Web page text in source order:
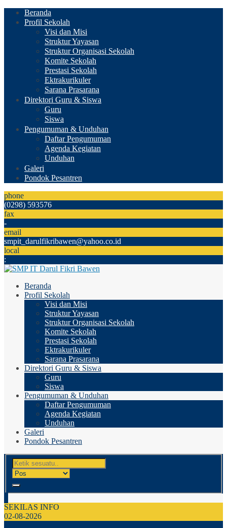
Beranda
Profil Sekolah
Visi dan Misi
Struktur Yayasan
Struktur Organisasi Sekolah
Komite Sekolah
Prestasi Sekolah
Ektrakurikuler
Sarana Prasarana
Direktori Guru & Siswa
Guru
Siswa
Pengumuman & Unduhan
Daftar Pengumuman
Agenda Kegiatan
Unduhan
Galeri
Pondok Pesantren
phone
(0298) 593576
fax
-
email
smpit_darulfikribawen@yahoo.co.id
local
:
Beranda
Profil Sekolah
Visi dan Misi
Struktur Yayasan
Struktur Organisasi Sekolah
Komite Sekolah
Prestasi Sekolah
Ektrakurikuler
Sarana Prasarana
Direktori Guru & Siswa
Guru
Siswa
Pengumuman & Unduhan
Daftar Pengumuman
Agenda Kegiatan
Unduhan
Galeri
Pondok Pesantren
SEKILAS INFO
02-08-2026